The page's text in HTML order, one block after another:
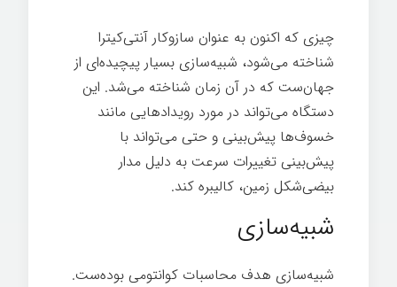
چیزی که اکنون به عنوان سازوکار آنتی‌کیترا
شناخته می‌شود، شبیه‌سازی بسیار پیچیده‌ای از
جهان‌ست که در آن زمان شناخته می‌شد. این
دستگاه می‌تواند در مورد رویدادهایی مانند
خسوف‌ها پیش‌بینی و حتی می‌تواند با
پیش‌بینی تغییرات سرعت به دلیل مدار
بیضی‌شکل زمین، کالیبره کند.
شبیه‌سازی
شبیه‌سازی هدف محاسبات کوانتومی بوده‌ست.